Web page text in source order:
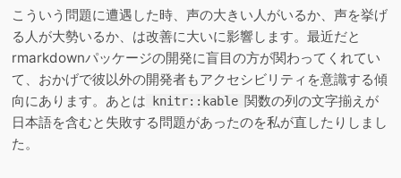
こういう問題に遭遇した時、声の大きい人がいるか、声を挙げ
る人が大勢いるか、は改善に大いに影響します。最近だと
rmarkdownパッケージの開発に盲目の方が関わってくれてい
て、おかげで彼以外の開発者もアクセシビリティを意識する傾
向にあります。あとは
knitr::kable 関数の列の文字揃えが
日本語を含むと失敗する問題があったのを私が直したりしまし
た。